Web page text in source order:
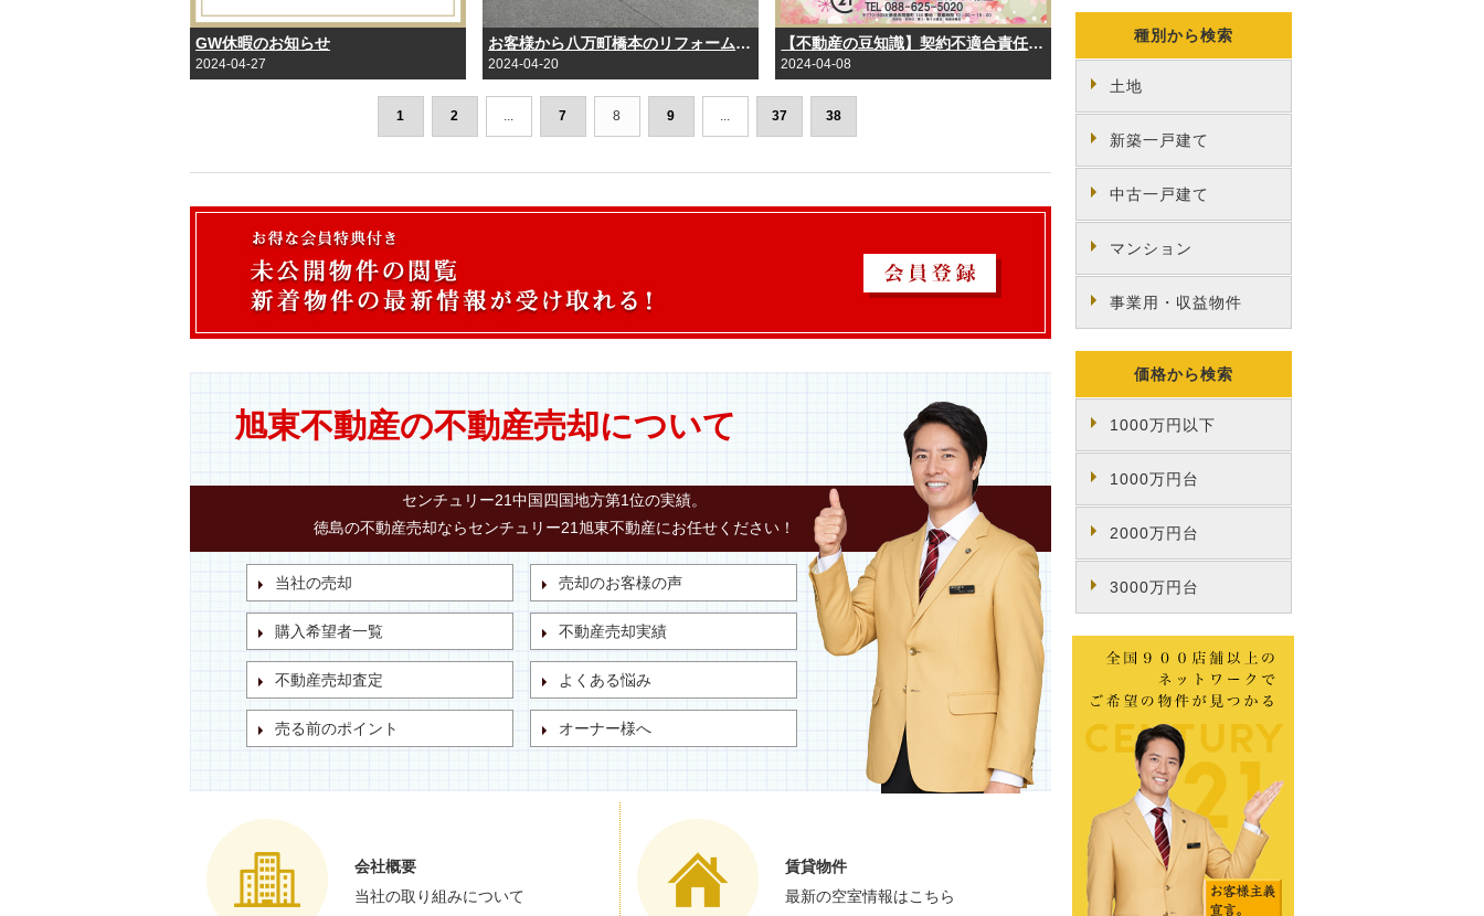
GW休暇のお知らせ
2024-04-27
お客様から八万町橋本のリフォーム済み中古マンションをお預かりしました。
2024-04-20
【不動産の豆知識】契約不適合責任とは？
2024-04-08
1 2 7 8 9 37 38
旭東不動産の不動産売却について
センチュリー21中国四国地方第1位の実績。
徳島の不動産売却ならセンチュリー21旭東不動産にお任せください！
当社の売却 売却のお客様の声
購入希望者一覧 不動産売却実績
不動産売却査定 よくある悩み
売る前のポイント オーナー様へ
会社概要
当社の取り組みについて
賃貸物件
最新の空室情報はこちら
種別から検索
土地
新築一戸建て
中古一戸建て
マンション
事業用・収益物件
価格から検索
1000万円以下
1000万円台
2000万円台
3000万円台